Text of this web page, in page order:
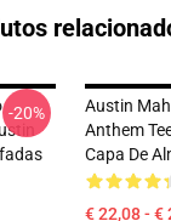
-20%
Austin
Anthem
Capa De
€ 22,08 - €